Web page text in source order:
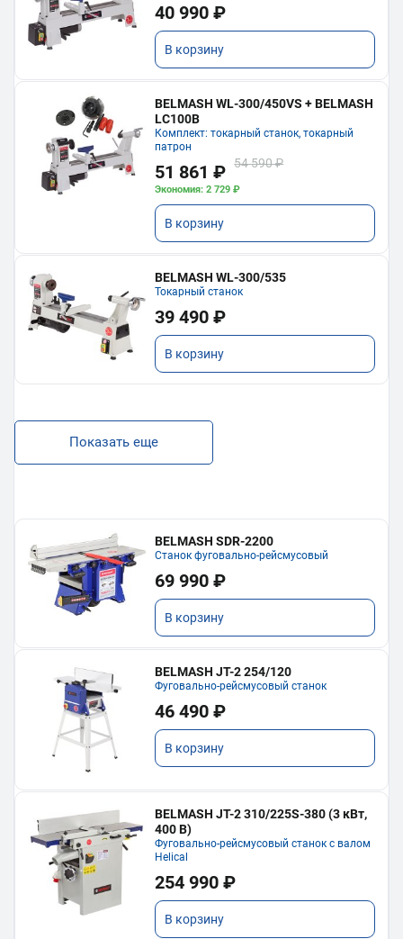
40 990 ₽
В корзину
BELMASH WL-300/450VS + BELMASH
LC100B
Комплект: токарный станок, токарный
патрон
51 861 ₽ 54 590 ₽
Экономия: 2 729 ₽
В корзину
BELMASH WL-300/535
Токарный станок
39 490 ₽
В корзину
Показать еще
BELMASH SDR-2200
Станок фуговально-рейсмусовый
69 990 ₽
В корзину
BELMASH JT-2 254/120
Фуговально-рейсмусовый станок
46 490 ₽
В корзину
BELMASH JT-2 310/225S-380 (3 кВт,
400 В)
Фуговально-рейсмусовый станок с валом
Helical
254 990 ₽
В корзину